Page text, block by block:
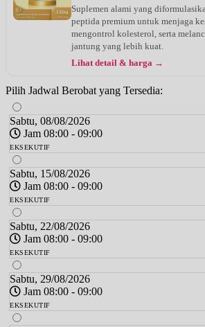
Suplemen alami yang
peptida premium untuk menjaga
mengontrol kolesterol, serta
jantung yang lebih kuat.
Lihat detail & harga →
Pilih Jadwal Berobat yang Tersedia:
Sabtu, 08/08/2026
Jam 08:00 - 09:00
EKSEKUTIF
Sabtu, 15/08/2026
Jam 08:00 - 09:00
EKSEKUTIF
Sabtu, 22/08/2026
Jam 08:00 - 09:00
EKSEKUTIF
Sabtu, 29/08/2026
Jam 08:00 - 09:00
EKSEKUTIF